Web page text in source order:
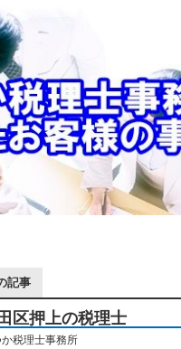
記事
区押上の税理士
税理士事務所